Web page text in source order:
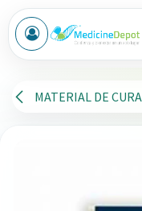
Ir al contenido
MATERIAL DE